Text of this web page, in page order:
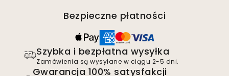
Bezpieczne płatności
Szybka i bezpłatna wysyłka
Zamówienia są wysyłane w ciągu 2-5 dni.
Gwarancja 100% satysfakcji